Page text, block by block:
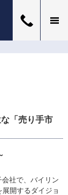
「売り手市
社で、バイリン
開するダイジョ